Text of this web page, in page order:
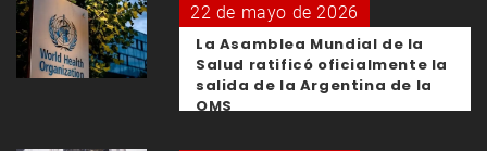
22 de mayo de 2026
La Asamblea Mundial de la
Salud ratificó oficialmente la
salida de la Argentina de la
OMS